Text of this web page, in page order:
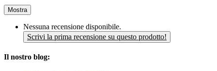
Mostra
Nessuna recensione disponibile.
Scrivi la prima recensione su questo prodotto!
Il nostro blog: